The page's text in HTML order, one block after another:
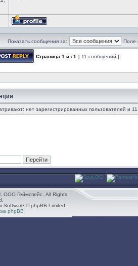
Профиль
Показать сообщения за: Поле
Страница 1 из 1 [ 11 сообщений ]
нет зарегистрированных пользователей и 11
ООО Геймспейс. All Rights
Software © phpBB Limited.
phpBB